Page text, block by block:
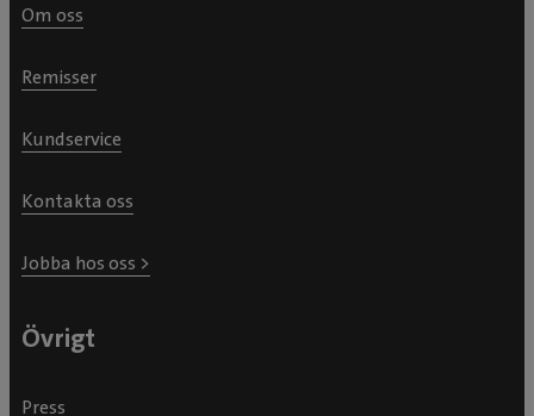
Om oss
Remisser
Kundservice
Kontakta oss
Jobba hos oss >
Övrigt
Press